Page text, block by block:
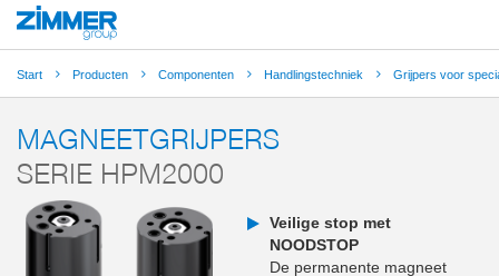
Start Producten Componenten Handlingstechniek Grijpers voor
MAGNEETGRIJPERS
SERIE HPM2000
Veilige stop met
NOODSTOP
De permanente magneet